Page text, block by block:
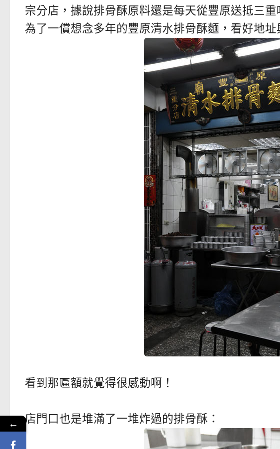
宗分店，據說排骨酥原料還是每天從豐原送抵三
為了一償想念多年的豐原清水排骨酥麵，看好地址
看到那匾額就覺得很感動啊！
店門口也是堆滿了一堆炸過的排骨酥：
←